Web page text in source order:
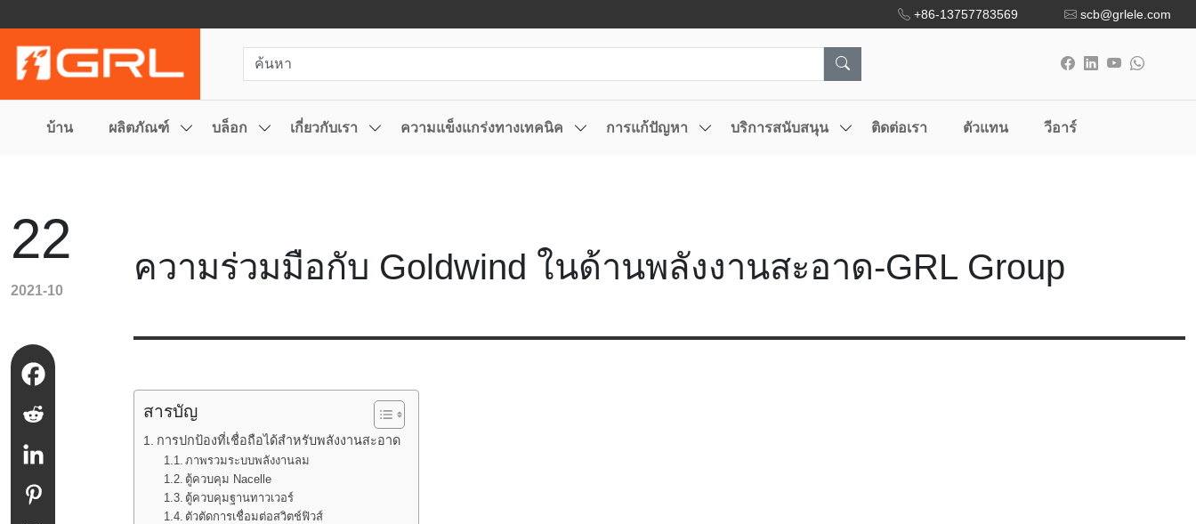
+86-13757783569 scb@grlele.com
บ้าน ผลิตภัณฑ์ บล็อก เกี่ยวกับเรา ความแข็งแกร่งทางเทคนิค การแก้ปัญหา บริการสนับสนุน ติดต่อเรา ตัวแทน วีอาร์
22
2021-10
ความร่วมมือกับ Goldwind ในด้านพลังงานสะอาด-GRL Group
สารบัญ
การปกป้องที่เชื่อถือได้สำหรับพลังงานสะอาด
ภาพรวมระบบพลังงานลม
ตู้ควบคุม Nacelle
ตู้ควบคุมฐานทาวเวอร์
ตัวตัดการเชื่อมต่อสวิตช์ฟิวส์